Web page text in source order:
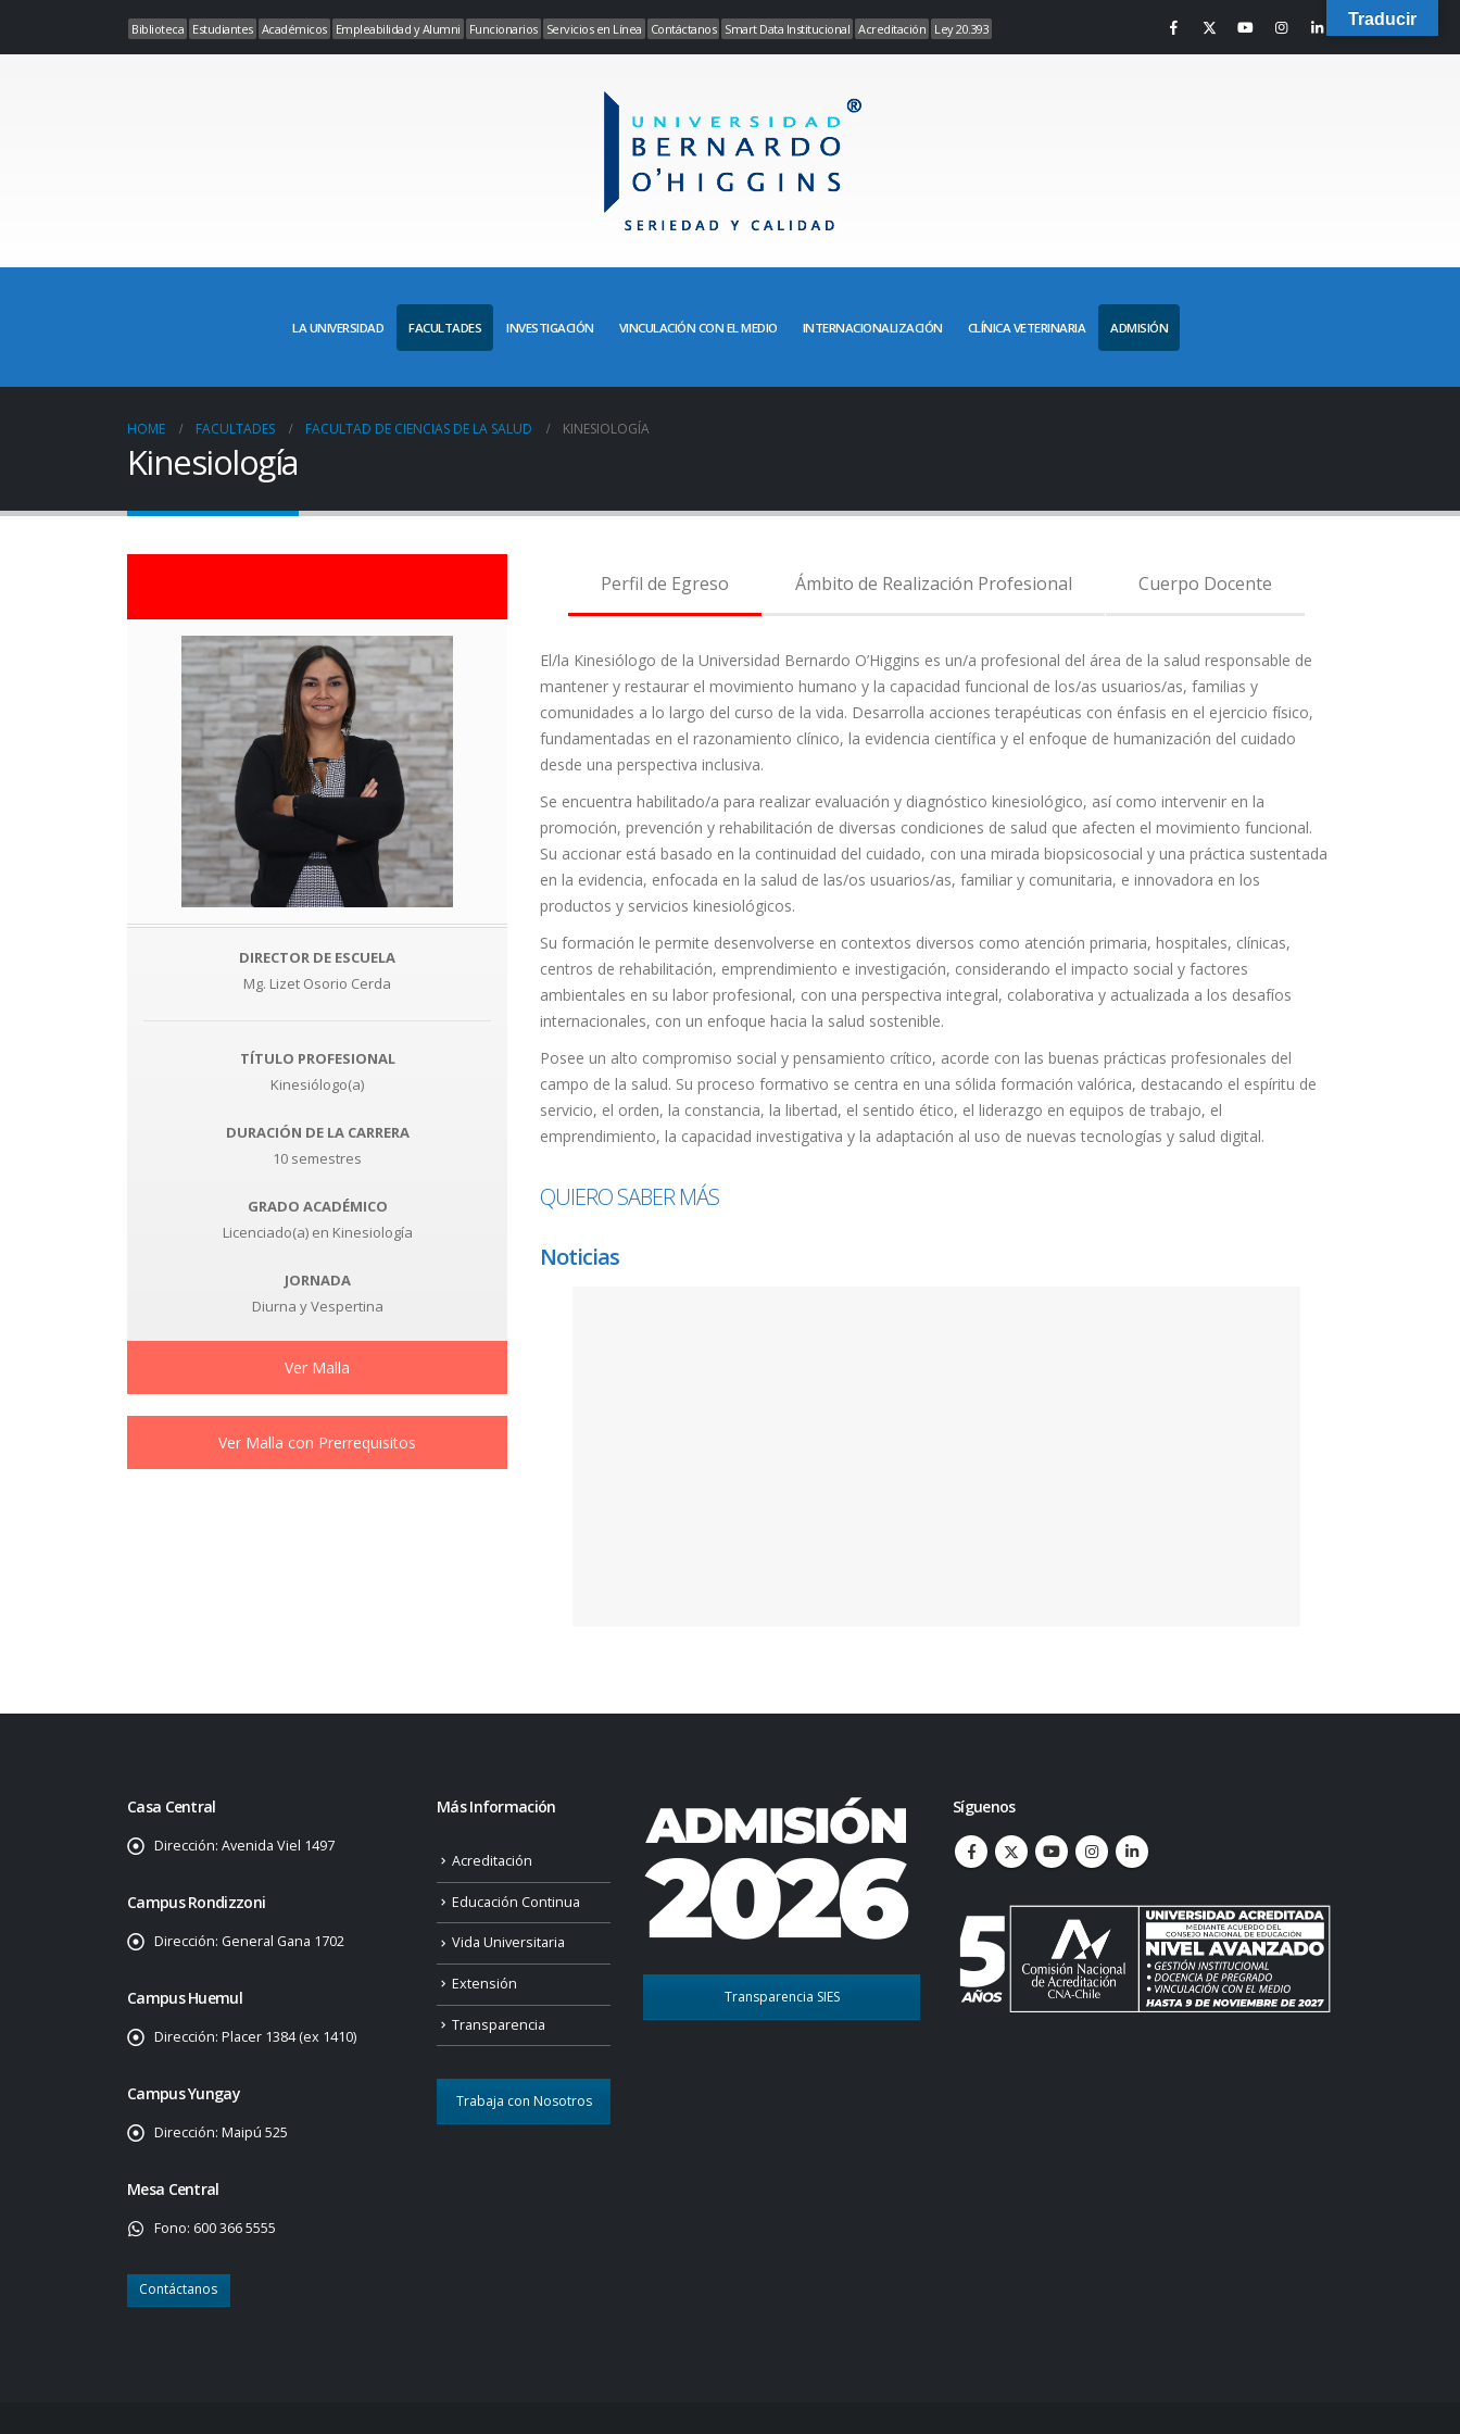
Biblioteca Estudiantes Académicos Empleabilidad y Alumni Funcionarios Servicios en Línea Contáctanos Smart Data Institucional Acreditación Ley 20.393
LA UNIVERSIDAD FACULTADES INVESTIGACIÓN VINCULACIÓN CON EL MEDIO INTERNACIONALIZACIÓN CLÍNICA VETERINARIA ADMISIÓN
HOME FACULTADES FACULTAD DE CIENCIAS DE LA SALUD KINESIOLOGÍA
Kinesiología
DIRECTOR DE ESCUELA
Mg. Lizet Osorio Cerda
TÍTULO PROFESIONAL
Kinesiólogo(a)
DURACIÓN DE LA CARRERA
10 semestres
GRADO ACADÉMICO
Licenciado(a) en Kinesiología
JORNADA
Diurna y Vespertina
Ver Malla
Ver Malla con Prerrequisitos
Perfil de Egreso Ámbito de Realización Profesional Cuerpo Docente
El/la Kinesiólogo de la Universidad Bernardo O’Higgins es un/a profesional del área de la salud responsable de
mantener y restaurar el movimiento humano y la capacidad funcional de los/as usuarios/as, familias y
comunidades a lo largo del curso de la vida. Desarrolla acciones terapéuticas con énfasis en el ejercicio físico,
fundamentadas en el razonamiento clínico, la evidencia científica y el enfoque de humanización del cuidado
desde una perspectiva inclusiva.
Se encuentra habilitado/a para realizar evaluación y diagnóstico kinesiológico, así como intervenir en la
promoción, prevención y rehabilitación de diversas condiciones de salud que afecten el movimiento funcional.
Su accionar está basado en la continuidad del cuidado, con una mirada biopsicosocial y una práctica sustentada
en la evidencia, enfocada en la salud de las/os usuarios/as, familiar y comunitaria, e innovadora en los
productos y servicios kinesiológicos.
Su formación le permite desenvolverse en contextos diversos como atención primaria, hospitales, clínicas,
centros de rehabilitación, emprendimiento e investigación, considerando el impacto social y factores
ambientales en su labor profesional, con una perspectiva integral, colaborativa y actualizada a los desafíos
internacionales, con un enfoque hacia la salud sostenible.
Posee un alto compromiso social y pensamiento crítico, acorde con las buenas prácticas profesionales del
campo de la salud. Su proceso formativo se centra en una sólida formación valórica, destacando el espíritu de
servicio, el orden, la constancia, la libertad, el sentido ético, el liderazgo en equipos de trabajo, el
emprendimiento, la capacidad investigativa y la adaptación al uso de nuevas tecnologías y salud digital.
QUIERO SABER MÁS
Noticias
Casa Central
Dirección: Avenida Viel 1497
Campus Rondizzoni
Dirección: General Gana 1702
Campus Huemul
Dirección: Placer 1384 (ex 1410)
Campus Yungay
Dirección: Maipú 525
Mesa Central
Fono: 600 366 5555
Contáctanos
Más Información
Acreditación
Educación Continua
Vida Universitaria
Extensión
Transparencia
Trabaja con Nosotros
Transparencia SIES
Síguenos
Traducir